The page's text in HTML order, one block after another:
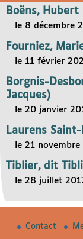
Boëns, Hubert
le 8 décembre
Fourniez,
le 11 février
Borgnis-
Jacques)
le 20 janvier
Laurens
le 21 novembre
Tiblier, dit
le 28 juillet
Contact